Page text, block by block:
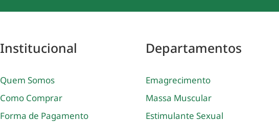
Institucional
Quem Somos
Como Comprar
Forma de Pagamento
Departamentos
Emagrecimento
Massa Muscular
Estimulante Sexual